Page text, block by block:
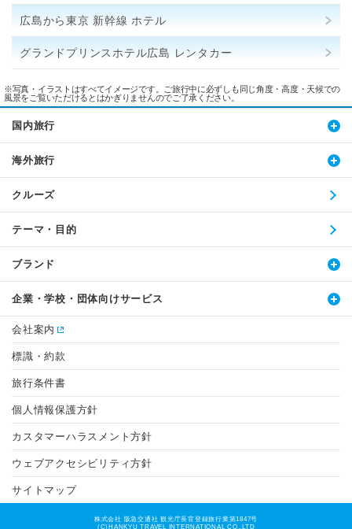
広島から東京 新幹線 ホテル
グランドプリンスホテル広島 レンタカー
※写真・イラストはすべてイメージです。ご旅行中に必ずしも同じ角度・高度・天候での
風景をご覧いただけるとはかぎりませんのでご了承ください。
国内旅行
海外旅行
クルーズ
テーマ・目的
ブランド
企業・学校・団体向けサービス
会社案内
標識・約款
旅行条件書
個人情報保護方針
カスタマーハラスメント方針
ウェブアクセシビリティ方針
サイトマップ
株式会社 阪急交通社 観光庁長官登録旅行業第1847号
(C)HANKYU TRAVEL INTERNATIONAL CO.,LTD